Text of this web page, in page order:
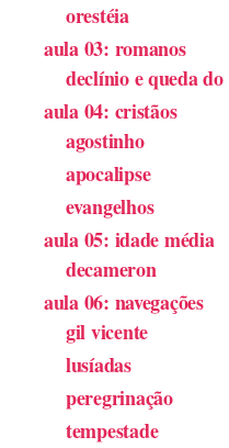
orestéia
aula 03: romanos
declínio e queda
aula 04: cristãos
agostinho
apocalipse
evangelhos
aula 05: idade média
decameron
aula 06: navegações
gil vicente
lusíadas
peregrinação
tempestade